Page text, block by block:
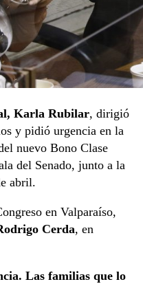
Karla Rubilar, dirigió
y pidió urgencia en la
nuevo Bono Clase
del Senado, junto a la
abril.
en Valparaíso,
Cerda, en
Las familias que lo